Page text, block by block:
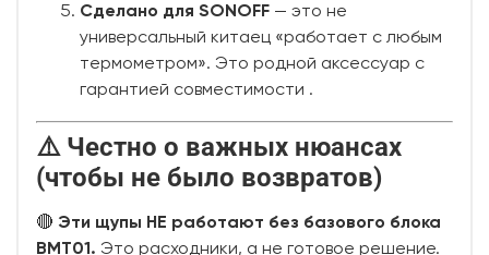
Сделано для SONOFF — это не
универсальный китаец «работает с любым
термометром». Это родной аксессуар с
гарантией совместимости .
⚠️ Честно о важных нюансах
(чтобы не было возвратов)
🔴 Эти щупы НЕ работают без базового блока
BMT01. Это расходники, а не готовое решение.